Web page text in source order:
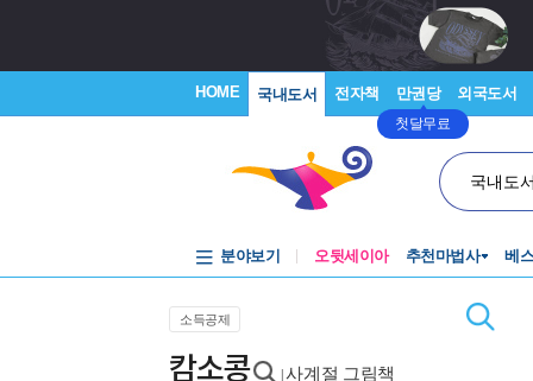
HOME 국내도서 전자책 만권당
첫달무료
외국도서
국내도
분야보기 오뒷세이아 추천마법사 베
소득공제
캄소콩 |사계절 그림책